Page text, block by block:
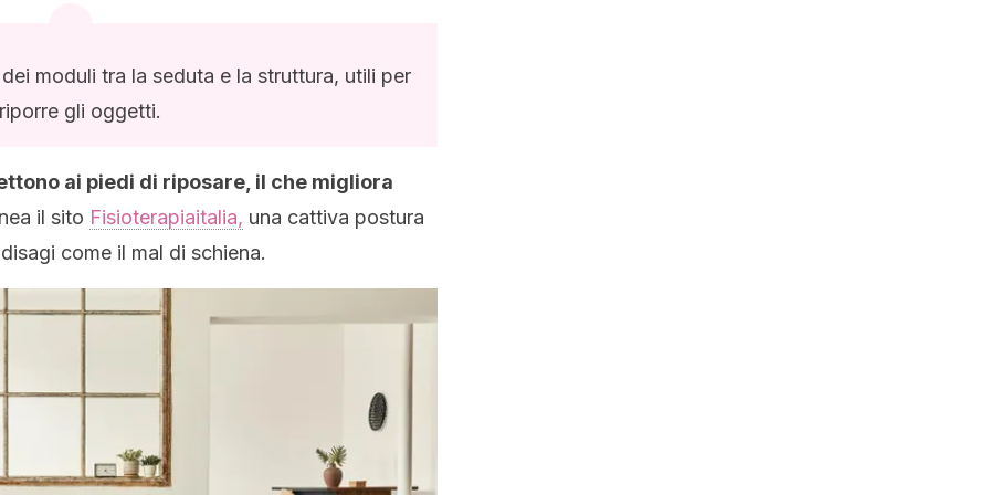
moduli tra la seduta e la struttura, utili per
gli oggetti.
ai piedi di riposare, il che migliora
il sito Fisioterapiaitalia, una cattiva postura
come il mal di schiena.